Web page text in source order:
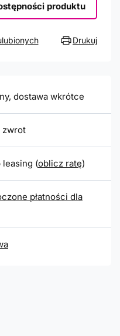
produktu
Drukuj
dostawa wkrótce
zwrot
leasing (oblicz ratę)
płatności dla